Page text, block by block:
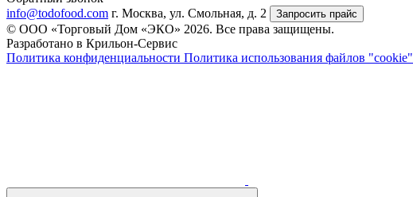
info@todofood.com г. Москва, ул. Смольная, д. 2 Запросить прайс
© ООО «Торговый Дом «ЭКО» 2026. Все права защищены.
Разработано в Крильон-Сервис
Политика конфиденциальности Политика использования файлов "cookie"